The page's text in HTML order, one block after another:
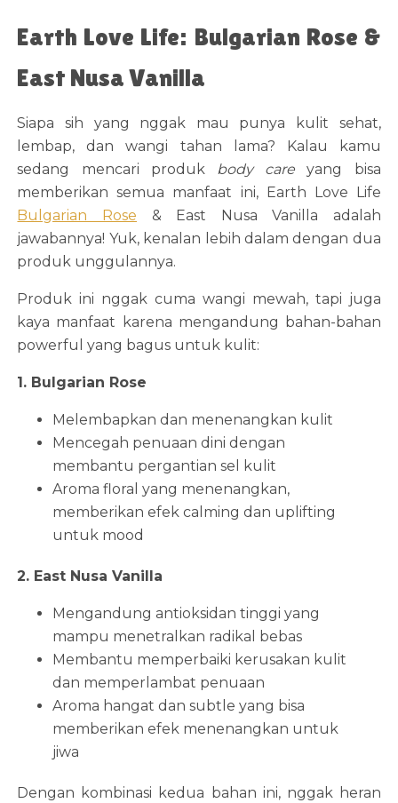
Earth Love Life: Bulgarian Rose &
East Nusa Vanilla
Siapa sih yang nggak mau punya kulit sehat,
lembap, dan wangi tahan lama? Kalau kamu
sedang mencari produk body care yang bisa
memberikan semua manfaat ini, Earth Love Life
Bulgarian Rose & East Nusa Vanilla adalah
jawabannya! Yuk, kenalan lebih dalam dengan dua
produk unggulannya.
Produk ini nggak cuma wangi mewah, tapi juga
kaya manfaat karena mengandung bahan-bahan
powerful yang bagus untuk kulit:
1. Bulgarian Rose
Melembapkan dan menenangkan kulit
Mencegah penuaan dini dengan
membantu pergantian sel kulit
Aroma floral yang menenangkan,
memberikan efek calming dan uplifting
untuk mood
2. East Nusa Vanilla
Mengandung antioksidan tinggi yang
mampu menetralkan radikal bebas
Membantu memperbaiki kerusakan kulit
dan memperlambat penuaan
Aroma hangat dan subtle yang bisa
memberikan efek menenangkan untuk
jiwa
Dengan kombinasi kedua bahan ini, nggak heran